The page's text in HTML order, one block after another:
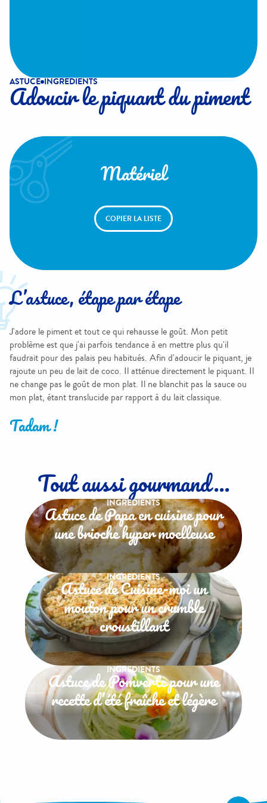
ASTUCE INGREDIENTS
Adoucir le piquant du piment
Matériel
COPIER LA LISTE
L’astuce, étape par étape
J'adore le piment et tout ce qui rehausse le goût. Mon petit
problème est que j'ai parfois tendance à en mettre plus qu'il
faudrait pour des palais peu habitués. Afin d'adoucir le piquant, je
rajoute un peu de lait de coco. Il atténue directement le piquant. Il
ne change pas le goût de mon plat. Il ne blanchit pas la sauce ou
mon plat, étant translucide par rapport à du lait classique.
Tadam !
Tout aussi gourmand...
INGREDIENTS
Astuce de Papa en cuisine pour
une brioche hyper moelleuse
INGREDIENTS
Astuce de Cuisine-moi un
mouton pour un crumble
croustillant
INGREDIENTS
Astuce de Pomverte pour une
recette d’été fraîche et légère